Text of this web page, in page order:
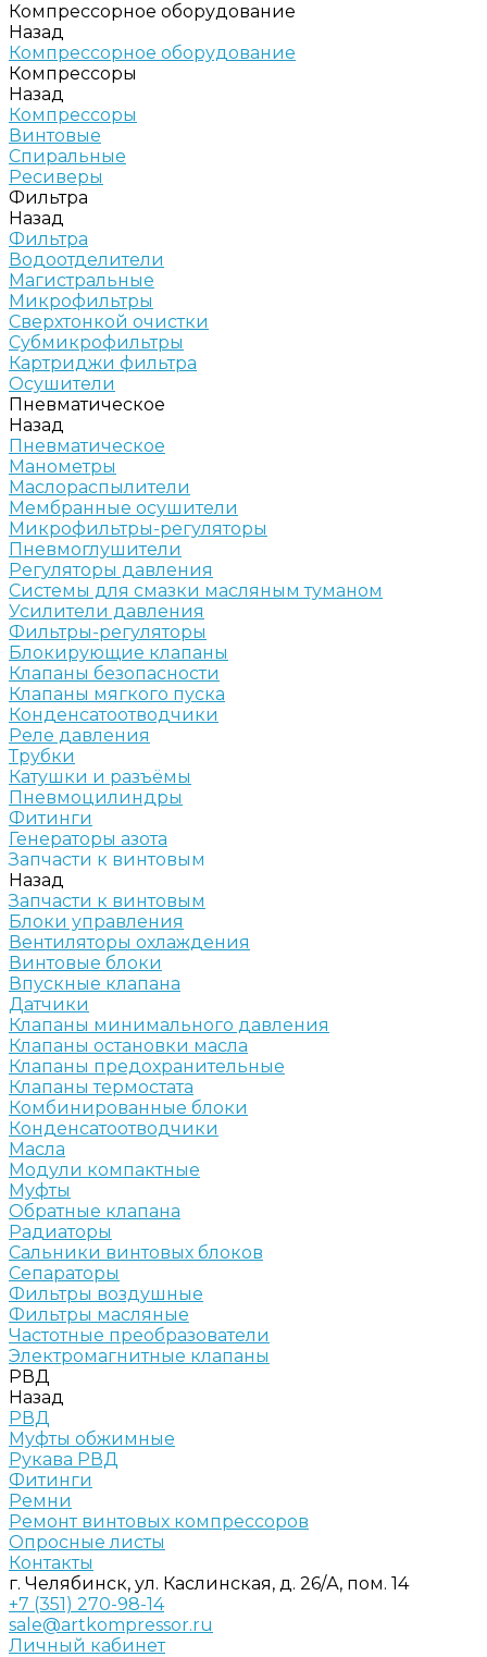
Компрессорное оборудование
Назад
Компрессорное оборудование
Компрессоры
Назад
Компрессоры
Винтовые
Спиральные
Ресиверы
Фильтра
Назад
Фильтра
Водоотделители
Магистральные
Микрофильтры
Сверхтонкой очистки
Субмикрофильтры
Картриджи фильтра
Осушители
Пневматическое
Назад
Пневматическое
Манометры
Маслораспылители
Мембранные осушители
Микрофильтры-регуляторы
Пневмоглушители
Регуляторы давления
Системы для смазки масляным туманом
Усилители давления
Фильтры-регуляторы
Блокирующие клапаны
Клапаны безопасности
Клапаны мягкого пуска
Конденсатоотводчики
Реле давления
Трубки
Катушки и разъёмы
Пневмоцилиндры
Фитинги
Генераторы азота
Запчасти к винтовым
Назад
Запчасти к винтовым
Блоки управления
Вентиляторы охлаждения
Винтовые блоки
Впускные клапана
Датчики
Клапаны минимального давления
Клапаны остановки масла
Клапаны предохранительные
Клапаны термостата
Комбинированные блоки
Конденсатоотводчики
Масла
Модули компактные
Муфты
Обратные клапана
Радиаторы
Сальники винтовых блоков
Сепараторы
Фильтры воздушные
Фильтры масляные
Частотные преобразователи
Электромагнитные клапаны
РВД
Назад
РВД
Муфты обжимные
Рукава РВД
Фитинги
Ремни
Ремонт винтовых компрессоров
Опросные листы
Контакты
г. Челябинск, ул. Каслинская, д. 26/А, пом. 14
+7 (351) 270-98-14
sale@artkompressor.ru
Личный кабинет